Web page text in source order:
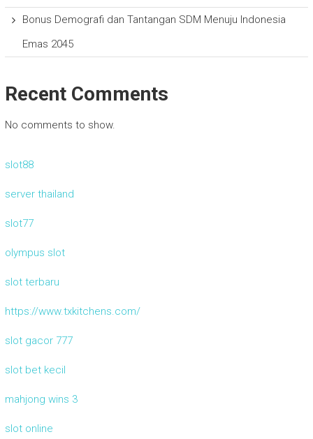
Bonus Demografi dan Tantangan SDM Menuju Indonesia
Emas 2045
Recent Comments
No comments to show.
slot88
server thailand
slot77
olympus slot
slot terbaru
https://www.txkitchens.com/
slot gacor 777
slot bet kecil
mahjong wins 3
slot online